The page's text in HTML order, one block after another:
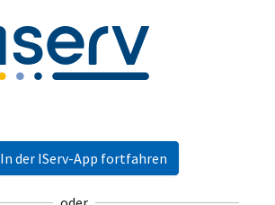
In der IServ-App fortfahren